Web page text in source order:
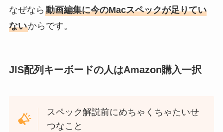
なぜなら 動画編集に今のMacスペックが足りてい
ないからです。
JIS配列キーボードの人はAmazon購入一択
スペック解説前にめちゃくちゃたいせ
つなこと